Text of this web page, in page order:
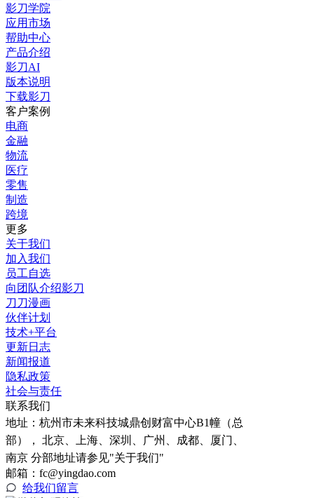
影刀学院
应用市场
帮助中心
产品介绍
影刀AI
版本说明
下载影刀
客户案例
电商
金融
物流
医疗
零售
制造
跨境
更多
关于我们
加入我们
员工自选
向团队介绍影刀
刀刀漫画
伙伴计划
技术+平台
更新日志
新闻报道
隐私政策
社会与责任
联系我们
地址： 杭州市未来科技城鼎创财富中心B1幢（总
部）， 北京、上海、深圳、广州、成都、厦门、
南京 分部地址请参见"关于我们"
邮箱：fc@yingdao.com
给我们留言